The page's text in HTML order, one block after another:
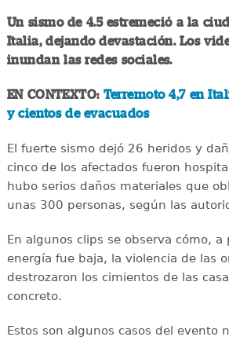
Un sismo de 4.5 estremeció a la
Italia, dejando devastación. Los
inundan las redes sociales.
EN CONTEXTO: Terremoto 4,7 en
y cientos de evacuados
El fuerte sismo dejó 26 heridos y
cinco de los afectados fueron
hubo serios daños materiales que
unas 300 personas, según las
En algunos clips se observa cómo, a
energía fue baja, la violencia de las
destrozaron los cimientos de las
concreto.
Estos son algunos casos del evento